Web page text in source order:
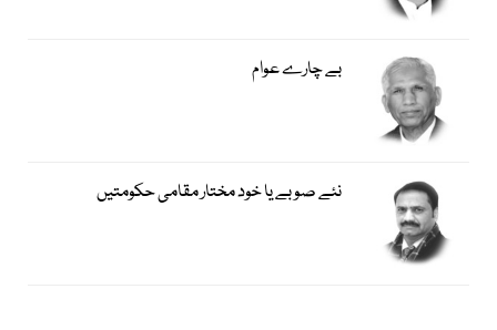
بے چارے عوام
نئے صوبے یا خود مختار مقامی حکومتیں